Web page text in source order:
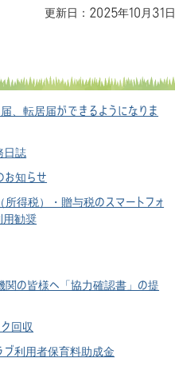
更新日：2025年10月31日
、転居届ができるようになりま
日誌
お知らせ
得税）・贈与税のスマートフォ
用勧奨
関の皆様へ「協力確認書」の提
回収
ブ利用者保育料助成金